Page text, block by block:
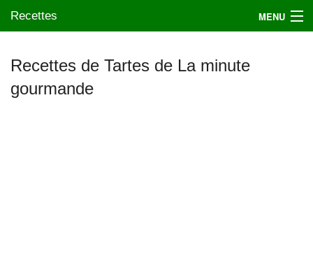
Recettes MENU
Mes blogs préférés
Recettes de Tartes de La minute
gourmande